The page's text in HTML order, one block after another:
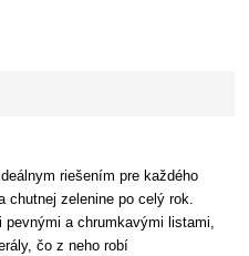
riešením pre každého
chutnej zelenine po celý rok.
pevnými a chrumkavými listami,
čo z neho robí